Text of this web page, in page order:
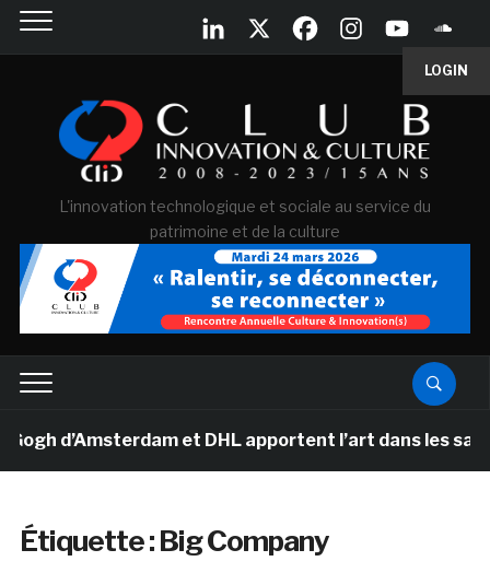
LOGIN
L'innovation technologique et sociale au service du
patrimoine et de la culture
d’Amsterdam et DHL apportent l’art dans les salles
Étiquette :Big Company